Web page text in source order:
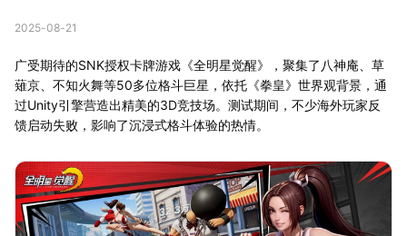
2025-08-21
广受期待的SNK授权卡牌游戏《全明星觉醒》，聚集了八神庵、草
薙京、不知火舞等50多位格斗巨星，依托《拳皇》世界观背景，通
过Unity引擎营造出精美的3D竞技场。测试期间，不少海外玩家反
馈启动失败，影响了沉浸式格斗体验的热情。